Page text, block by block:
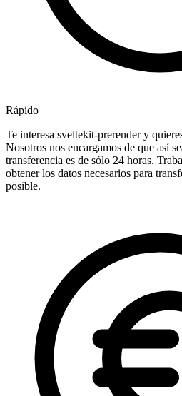
Rápido
Te interesa sveltekit-prerender y
Nosotros nos encargamos de que así
transferencia es de sólo 24 horas.
obtener los datos necesarios para
posible.